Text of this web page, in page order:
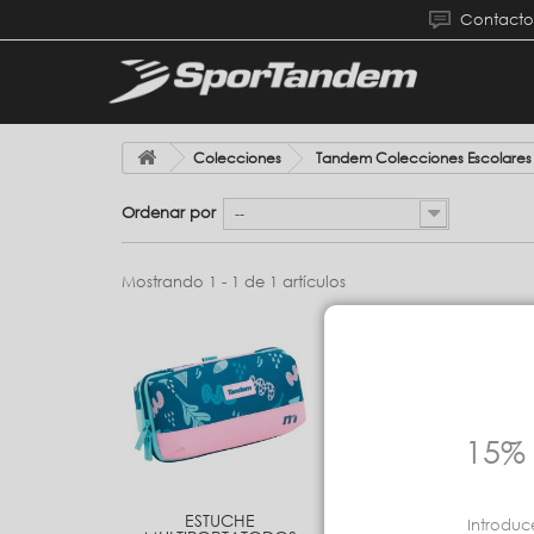
Contacto
Colecciones Tandem Colecciones Escolares
Ordenar por --
Mostrando 1 - 1 de 1 artículos
ESTUCHE